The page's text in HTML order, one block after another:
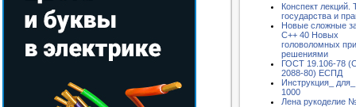
Конспект лекций.
государства и
Новые сложные
С++ 40 Новых
головоломных
решениями
ГОСТ 19.106-78
2088-80) ЕСПД
Инструкция_
1000
Лена рукоделие